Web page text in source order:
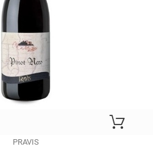
PRAVIS